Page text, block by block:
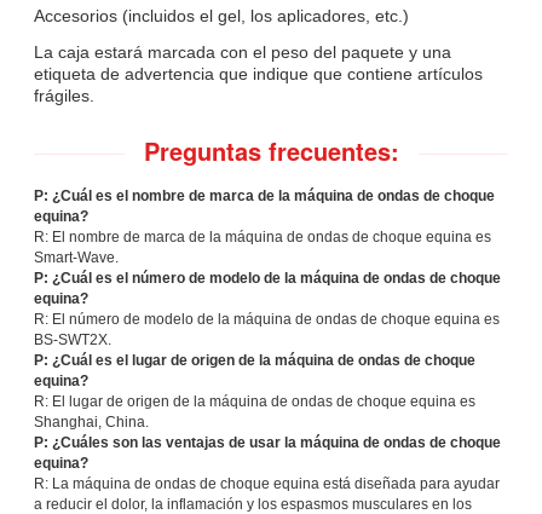
Accesorios (incluidos el gel, los aplicadores, etc.)
La caja estará marcada con el peso del paquete y una
etiqueta de advertencia que indique que contiene artículos
frágiles.
Preguntas frecuentes:
P: ¿Cuál es el nombre de marca de la máquina de ondas de choque
equina?
R: El nombre de marca de la máquina de ondas de choque equina es
Smart-Wave.
P: ¿Cuál es el número de modelo de la máquina de ondas de choque
equina?
R: El número de modelo de la máquina de ondas de choque equina es
BS-SWT2X.
P: ¿Cuál es el lugar de origen de la máquina de ondas de choque
equina?
R: El lugar de origen de la máquina de ondas de choque equina es
Shanghai, China.
P: ¿Cuáles son las ventajas de usar la máquina de ondas de choque
equina?
R: La máquina de ondas de choque equina está diseñada para ayudar
a reducir el dolor, la inflamación y los espasmos musculares en los